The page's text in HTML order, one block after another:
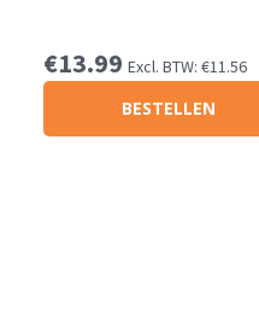
€13.99 Excl. BTW: €11.56
BESTELLEN